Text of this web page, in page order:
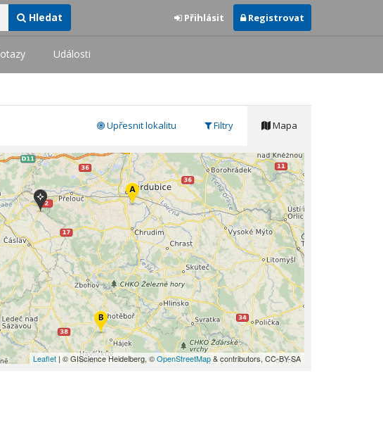
Hledat Přihlásit Registrovat
Události
Mapa
Filtry
Upřesnit lokalitu
Leaflet | © GIScience Heidelberg, ©OpenStreetMap& contributors, CC-BY-SA